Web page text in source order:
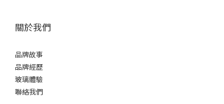
關於我們
品牌故事
品牌經歷
玻璃體驗
聯絡我們